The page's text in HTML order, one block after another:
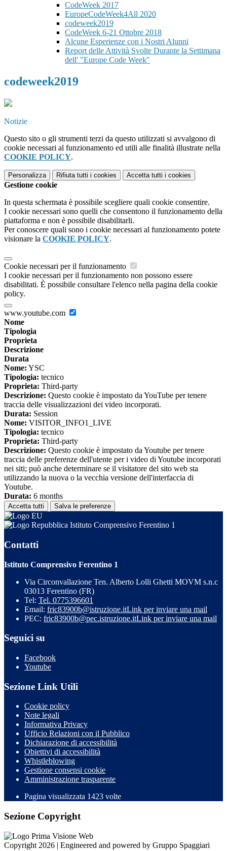
CodeWeek 2017
EuropeCodeWeek4All 2020
codeweek2019
CodeWeek 6-21 Ottobre 2018
Alcune Esperienze con i Nostri Alunni
Report delle Attività Svolte Durante la Settimana
dell' "Europe Code Week"
codeweek2019
Notizie
Questo sito o gli strumenti terzi da questo utilizzati si avvalgono di
cookie necessari al funzionamento ed utili alle finalità illustrate nella
COOKIE POLICY.
Personalizza Rifiuta tutti i cookies Accetta tutti i cookies
Gestione cookie
In questa schermata è possibile scegliere quali cookie consentire.
I cookie necessari sono quelli che consentono il funzionamento della
piattaforma e non è possibile disabilitarli.
Per conoscere quali sono i cookie necessari al funzionamento potete
visionare la COOKIE POLICY.
Cookie necessari per il funzionamento
I cookie necessari per il funzionamento non possono essere
disabilitati. È possibile consultare l'elenco nella pagina della cookie
policy.
www.youtube.com
Nome
Tipologia
Proprieta
Descrizione
Durata
Nome: YSC
Tipologia: tecnico
Proprieta: Third-party
Descrizione: Questo cookie è impostato da YouTube per tenere
traccia delle visualizzazioni dei video incorporati.
Durata: Session
Nome: VISITOR_INFO1_LIVE
Tipologia: tecnico
Proprieta: Third-party
Descrizione: Questo cookie è impostato da Youtube per tenere
traccia delle preferenze dell'utente per i video di Youtube incorporati
nei siti; può anche determinare se il visitatore del sito web sta
utilizzando la nuova o la vecchia versione dell'interfaccia di
Youtube.
Durata: 6 months
Accetta tutti Salva le preferenze
Istituto Comprensivo Ferentino 1
Contatti
Istituto Comprensivo Ferentino 1
Via Circonvallazione Ten. Alberto Lolli Ghetti MOVM s.n.c
03013 Ferentino (FR)
Tel: Tel. 0775396601
Email: fric83900b@istruzione.itLink per inviare una mail
PEC: fric83900b@pec.istruzione.itLink per inviare una mail
Seguici su
Facebook
Youtube
Sezione Link Utili
Cookie policy
Note legali
Informativa Privacy
Ufficio Relazioni con il Pubblico
Dichiarazione di accessibilità
Obiettivi di accessibilità
Whistleblowing
Gestione consensi cookie
Amministrazione trasparente
Pagina visualizzata 1423 volte
Sezione Copyright
Copyright 2026 | Engineered and powered by Gruppo Spaggiari